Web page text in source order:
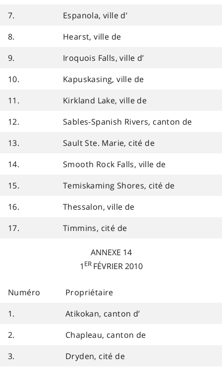
7.
Espanola, ville d’
8.
Hearst, ville de
9.
Iroquois Falls, ville d’
10.
Kapuskasing, ville de
11.
Kirkland Lake, ville de
12.
Sables-Spanish Rivers, canton de
13.
Sault Ste. Marie, cité de
14.
Smooth Rock Falls, ville de
15.
Temiskaming Shores, cité de
16.
Thessalon, ville de
17.
Timmins, cité de
ANNEXE 14
1 ER FÉVRIER 2010
Numéro
Propriétaire
1.
Atikokan, canton d’
2.
Chapleau, canton de
3.
Dryden, cité de